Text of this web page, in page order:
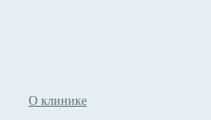
О клинике